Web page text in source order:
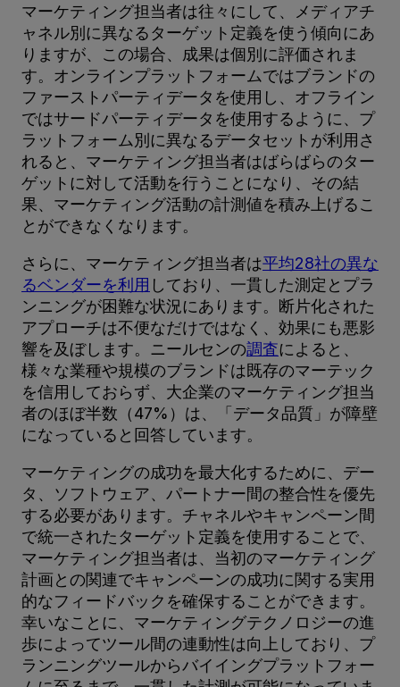
マーケティング担当者は往々にして、メディアチ
ャネル別に異なるターゲット定義を使う傾向にあ
りますが、この場合、成果は個別に評価されま
す。オンラインプラットフォームではブランドの
ファーストパーティデータを使用し、オフライン
ではサードパーティデータを使用するように、プ
ラットフォーム別に異なるデータセットが利用さ
れると、マーケティング担当者はばらばらのター
ゲットに対して活動を行うことになり、その結
果、マーケティング活動の計測値を積み上げるこ
とができなくなります。
さらに、マーケティング担当者は平均28社の異な
るベンダーを利用 しており、一貫した測定とプラ
ンニングが困難な状況にあります。断片化された
アプローチは不便なだけではなく、効果にも悪影
響を及ぼします。ニールセンの調査によると、
様々な業種や規模のブランドは既存のマーテック
を信用しておらず、大企業のマーケティング担当
者のほぼ半数（47%）は、「データ品質」が障壁
になっていると回答しています。
マーケティングの成功を最大化するために、デー
タ、ソフトウェア、パートナー間の整合性を優先
する必要があります。チャネルやキャンペーン間
で統一されたターゲット定義を使用することで、
マーケティング担当者は、当初のマーケティング
計画との関連でキャンペーンの成功に関する実用
的なフィードバックを確保することができます。
幸いなことに、マーケティングテクノロジーの進
歩によってツール間の連動性は向上しており、プ
ランニングツールからバイイングプラットフォー